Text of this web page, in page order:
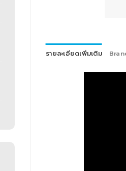
รายละเอียดเพิ่มเติม